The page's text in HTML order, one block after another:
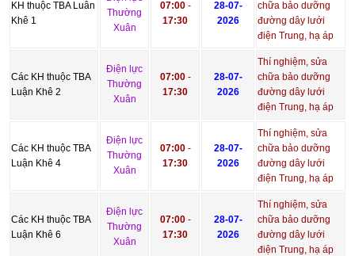
KH thuộc TBA Luân
Khê 1
Thường
Xuân
07:00-
17:30
28-07-
2026
chữa bảo dưỡng
đường dây lưới
điện Trung, hạ áp
Các KH thuộc TBA
Luận Khê 2
Điện lực
Thường
Xuân
07:00-
17:30
28-07-
2026
Thí nghiệm, sửa
chữa bảo dưỡng
đường dây lưới
điện Trung, hạ áp
Các KH thuộc TBA
Luận Khê 4
Điện lực
Thường
Xuân
07:00-
17:30
28-07-
2026
Thí nghiệm, sửa
chữa bảo dưỡng
đường dây lưới
điện Trung, hạ áp
Các KH thuộc TBA
Luận Khê 6
Điện lực
Thường
Xuân
07:00-
17:30
28-07-
2026
Thí nghiệm, sửa
chữa bảo dưỡng
đường dây lưới
điện Trung, hạ áp